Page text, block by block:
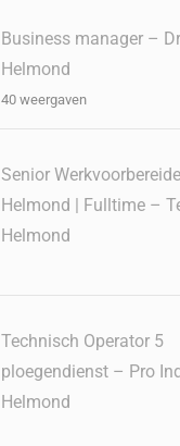
Business manager –
Helmond
40 weergaven
Senior
Helmond | Fulltime –
Helmond
Technisch Operator 5
ploegendienst – Pro
Helmond